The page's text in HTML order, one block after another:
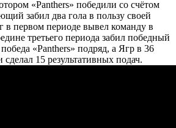
«Panthers» победили со счётом
забил два гола в пользу своей
в первом периоде вывел команду в
третьего периода забил победный
«Panthers» подряд, а Ягр в 36
сделал 15 результативных подач.